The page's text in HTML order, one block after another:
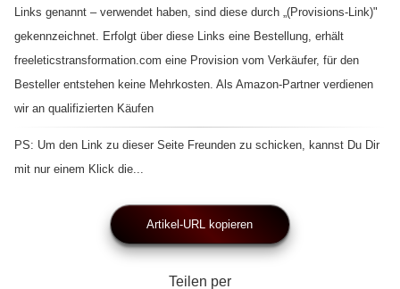
Links genannt – verwendet haben, sind diese durch „(Provisions-Link)"
gekennzeichnet. Erfolgt über diese Links eine Bestellung, erhält
freeleticstransformation.com eine Provision vom Verkäufer, für den
Besteller entstehen keine Mehrkosten. Als Amazon-Partner verdienen
wir an qualifizierten Käufen
PS: Um den Link zu dieser Seite Freunden zu schicken, kannst Du Dir
mit nur einem Klick die...
Artikel-URL kopieren
Teilen per